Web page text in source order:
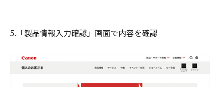
5.「製品情報入力確認」画面で内容を確認